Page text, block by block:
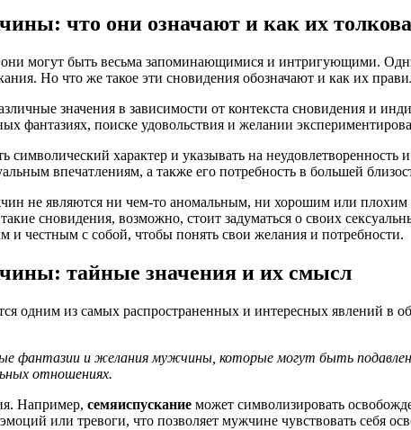
что они означают и как их
могут быть весьма запоминающимися и интригующими.
Но что же такое эти сновидения обозначают и как их
значения в зависимости от контекста сновидения и
фантазиях, поиске удовольствия и желании
характер и указывать на
впечатлениям, а также его потребность в большей
не являются ни чем-то аномальным, ни хорошим или
сновидения, возможно, стоит задуматься о своих
честным с собой, чтобы понять свои желания и потребности.
тайные значения и их смысл
одним из самых распространенных и интересных явлений в
фантазии и желания мужчины, которые могут быть
отношениях.
Например, семяиспускание может символизировать
или тревоги, что позволяет мужчине чувствовать себя